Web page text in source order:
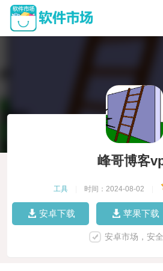
峰哥博客
工具 时间：2024-08-02
安卓下载 苹果下载
安卓市场，安